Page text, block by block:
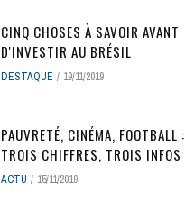
CINQ CHOSES À SAVOIR AVANT
D'INVESTIR AU BRÉSIL
DESTAQUE 19/11/2019
PAUVRETÉ, CINÉMA, FOOTBALL :
TROIS CHIFFRES, TROIS INFOS
ACTU 15/11/2019